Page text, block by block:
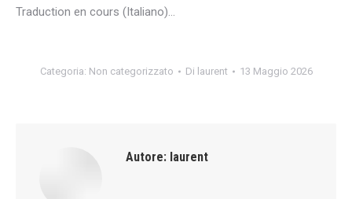
Traduction en cours (Italiano)…
Categoria: Non categorizzato Di laurent 13 Maggio 2026
Autore: laurent